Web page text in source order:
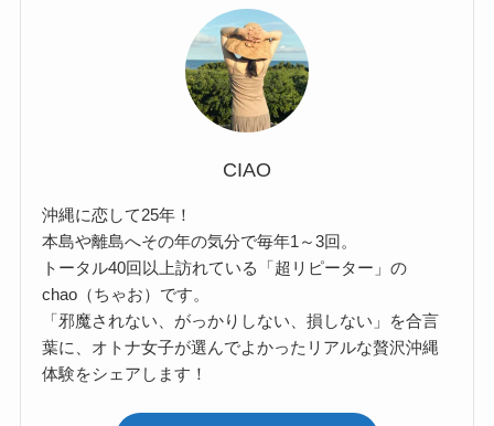
CIAO
沖縄に恋して25年！
本島や離島へその年の気分で毎年1～3回。
トータル40回以上訪れている「超リピーター」の
chao（ちゃお）です。
「邪魔されない、がっかりしない、損しない」を合言
葉に、オトナ女子が選んでよかったリアルな贅沢沖縄
体験をシェアします！